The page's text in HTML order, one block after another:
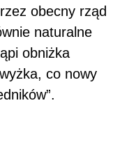
obecny rząd
naturalne
obniżka
co nowy